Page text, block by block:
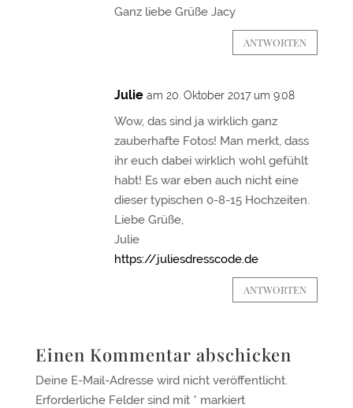
Ganz liebe Grüße Jacy
ANTWORTEN
Julie am 20. Oktober 2017 um 9:08
Wow, das sind ja wirklich ganz
zauberhafte Fotos! Man merkt, dass
ihr euch dabei wirklich wohl gefühlt
habt! Es war eben auch nicht eine
dieser typischen 0-8-15 Hochzeiten.
Liebe Grüße,
Julie
https://juliesdresscode.de
ANTWORTEN
Einen Kommentar abschicken
Deine E-Mail-Adresse wird nicht veröffentlicht.
Erforderliche Felder sind mit * markiert